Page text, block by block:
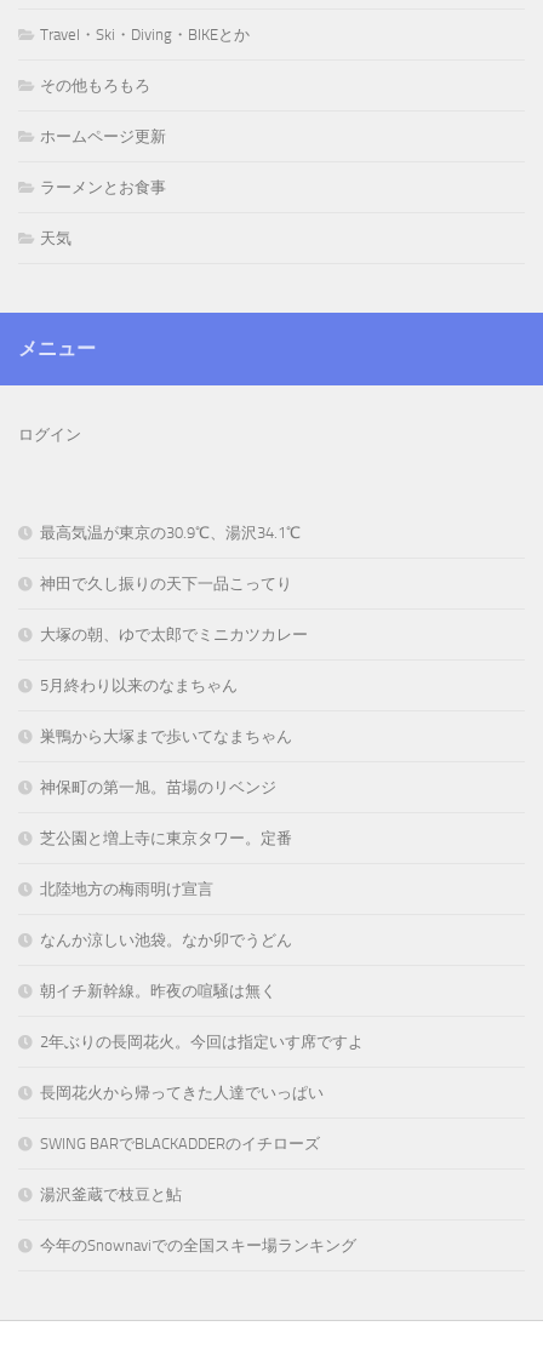
Travel・Ski・Diving・BIKEとか
その他もろもろ
ホームページ更新
ラーメンとお食事
天気
メニュー
ログイン
最高気温が東京の30.9℃、湯沢34.1℃
神田で久し振りの天下一品こってり
大塚の朝、ゆで太郎でミニカツカレー
5月終わり以来のなまちゃん
巣鴨から大塚まで歩いてなまちゃん
神保町の第一旭。苗場のリベンジ
芝公園と増上寺に東京タワー。定番
北陸地方の梅雨明け宣言
なんか涼しい池袋。なか卯でうどん
朝イチ新幹線。昨夜の喧騒は無く
2年ぶりの長岡花火。今回は指定いす席ですよ
長岡花火から帰ってきた人達でいっぱい
SWING BARでBLACKADDERのイチローズ
湯沢釜蔵で枝豆と鮎
今年のSnownaviでの全国スキー場ランキング